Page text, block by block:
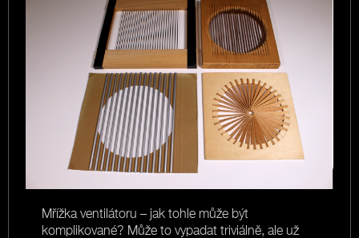
Mřížka ventilátoru – jak tohle může být
komplikované? Může to vypadat triviálně, ale už